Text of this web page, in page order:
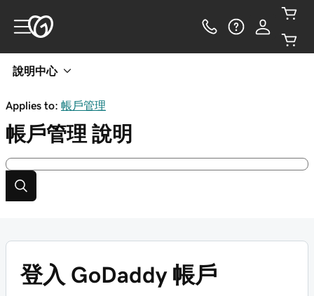
說明中心
Applies to: 帳戶管理
帳戶管理 說明
登入 GoDaddy 帳戶